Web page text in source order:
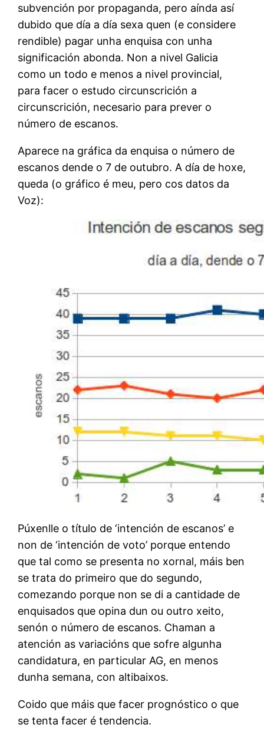
subvención por propaganda, pero aínda así
dubido que día a día sexa quen (e considere
rendible) pagar unha enquisa con unha
significación abonda. Non a nivel Galicia
como un todo e menos a nivel provincial,
para facer o estudo circunscrición a
circunscrición, necesario para prever o
número de escanos.
Aparece na gráfica da enquisa o número de
escanos dende o 7 de outubro. A día de hoxe,
queda (o gráfico é meu, pero cos datos da
Voz):
Púxenlle o título de ‘intención de escanos’ e
non de ‘intención de voto’ porque entendo
que tal como se presenta no xornal, máis ben
se trata do primeiro que do segundo,
comezando porque non se di a cantidade de
enquisados que opina dun ou outro xeito,
senón o número de escanos. Chaman a
atención as variacións que sofre algunha
candidatura, en particular AG, en menos
dunha semana, con altibaixos.
Coido que máis que facer prognóstico o que
se tenta facer é tendencia.